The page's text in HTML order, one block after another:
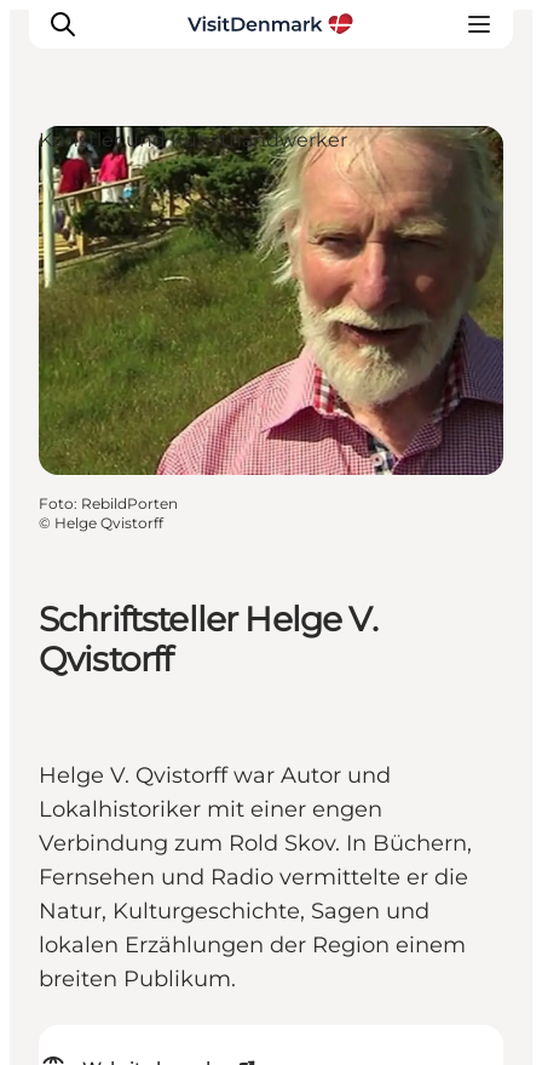
Inspiration
Regionen
Erlebnisse
Unterkünfte
Reiseplanung
Schriftsteller Helge V.
Qvistorff
Helge V. Qvistorff war Autor und
Lokalhistoriker mit einer engen
Verbindung zum Rold Skov. In Büchern,
Fernsehen und Radio vermittelte er die
Natur, Kulturgeschichte, Sagen und
lokalen Erzählungen der Region einem
breiten Publikum.
Künstler und Kunsthandwerker
Foto: RebildPorten
© Helge Qvistorff